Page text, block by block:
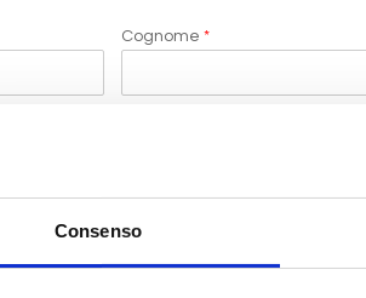
Consenso
Cognome *
sulle ultime promozioni di LeCrociere.